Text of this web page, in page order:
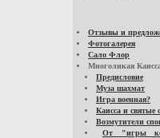
Отзывы и
Фотогалерея
Сало Флор
Многоликая
Предисловие
Муза шахмат
Игра военная?
Каисса и святые
Возмутители
От "игры